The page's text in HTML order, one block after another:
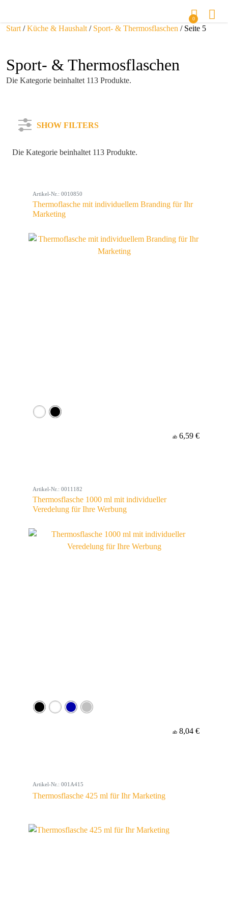
0
Start /Küche & Haushalt / Sport- & Thermosflaschen / Seite 5
Sport- & Thermosflaschen
Die Kategorie beinhaltet 113 Produkte.
SHOW FILTERS
Farbe
Die Kategorie beinhaltet 113 Produkte.
Artikel-Nr.: 0010850
Thermoflasche mit individuellem Branding für Ihr
Marketing
ab 6,59 €
Artikel-Nr.: 0011182
Thermosflasche 1000 ml mit individueller
Veredelung für Ihre Werbung
ab 8,04 €
Artikel-Nr.: 001A415
Thermosflasche 425 ml für Ihr Marketing